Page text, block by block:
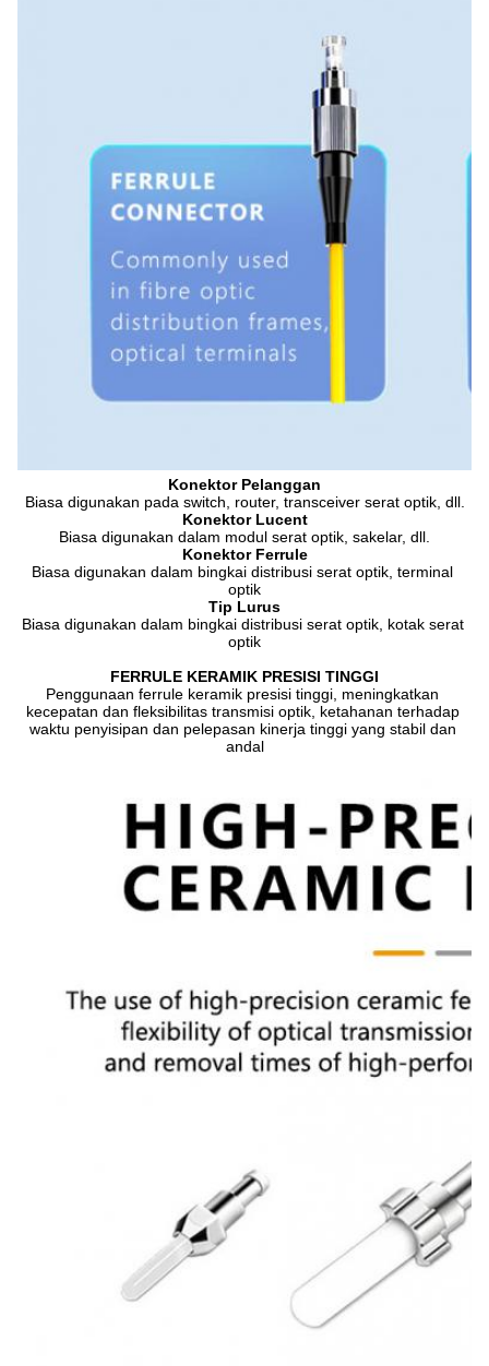
Konektor Pelanggan
Biasa digunakan pada switch, router, transceiver serat optik, dll.
Konektor Lucent
Biasa digunakan dalam modul serat optik, sakelar, dll.
Konektor Ferrule
Biasa digunakan dalam bingkai distribusi serat optik, terminal
optik
Tip Lurus
Biasa digunakan dalam bingkai distribusi serat optik, kotak serat
optik
FERRULE KERAMIK PRESISI TINGGI
Penggunaan ferrule keramik presisi tinggi, meningkatkan
kecepatan dan fleksibilitas transmisi optik, ketahanan terhadap
waktu penyisipan dan pelepasan kinerja tinggi yang stabil dan
andal